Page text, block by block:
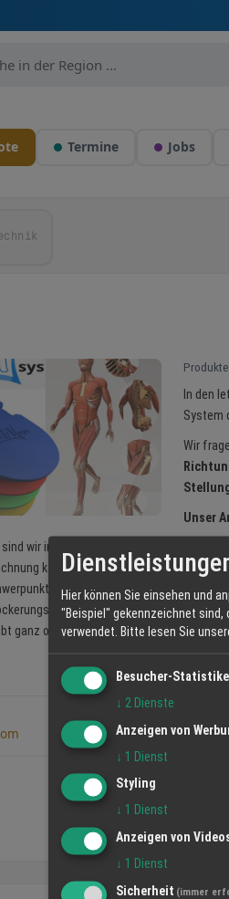
Termine Jobs
Produkte
In den
System
Wir
Unser
wir in der Lage, Ihren Gang/
können wir Ihnen dann Ihre
erkennen. Mit gezielten
können wir Ihre
ganz ohne Nebenwirkungen erhalten.
Hier können Sie einsehen und
"Beispiel" gekennzeichnet
verwendet. Bitte lesen Sie
Besucher-
↓ 2 Dienste
Anzeigen von
↓ 1 Dienst
Styling
↓ 1 Dienst
Anzeigen von
↓ 1 Dienst
Sicherheit (immer